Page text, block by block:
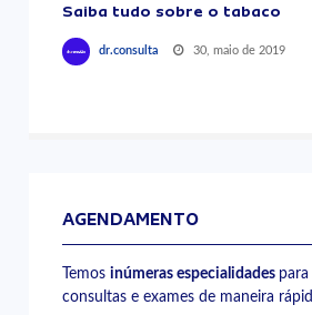
Saiba tudo sobre o tabaco
dr.consulta 30, maio de 2019
AGENDAMENTO
Temosinúmeras especialidades
consultas e exames de maneira